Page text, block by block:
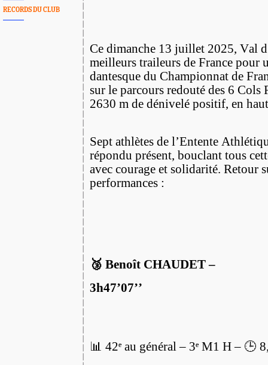
RECORDS DU CLUB
Ce dimanche 13 juillet 2025, Val
meilleurs traileurs de France pour
dantesque du Championnat de
sur le parcours redouté des 6
2630 m de dénivelé positif, en
Sept athlètes de l’Entente
répondu présent, bouclant tous
avec courage et solidarité. Retour
performances :
🥉 Benoît CHAUDET –
3h47’07’’
📊 42ᵉ au général – 3ᵉ M1 H – 🕒